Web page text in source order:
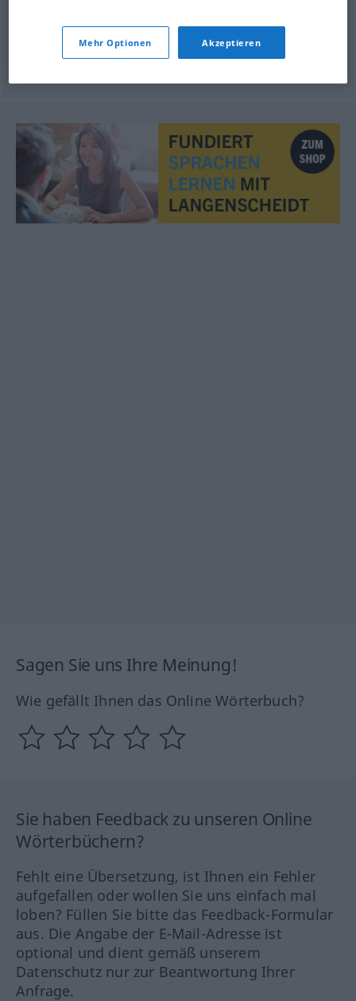
(Hauptform),reichlich
Sagen Sie uns Ihre Meinung!
Wie gefällt Ihnen das Online Wörterbuch?
Sie haben Feedback zu unseren Online
Wörterbüchern?
Fehlt eine Übersetzung, ist Ihnen ein Fehler
aufgefallen oder wollen Sie uns einfach mal
loben? Füllen Sie bitte das Feedback-Formular
aus. Die Angabe der E-Mail-Adresse ist
optional und dient gemäß unserem
Datenschutz nur zur Beantwortung Ihrer
Anfrage.
Mehr Optionen Akzeptieren